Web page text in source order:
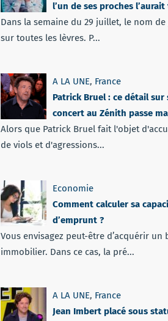
l’un de ses proches
Dans la semaine du 29 juillet, le nom de
sur toutes les lèvres. P...
A LA UNE, France
Patrick Bruel : ce détail sur
concert au Zénith passe
Alors que Patrick Bruel fait l'objet
de viols et d'agressions...
Economie
Comment calculer sa
d’emprunt ?
Vous envisagez peut-être d’acquérir un
immobilier. Dans ce cas, la pré...
A LA UNE, France
Jean Imbert placé sous